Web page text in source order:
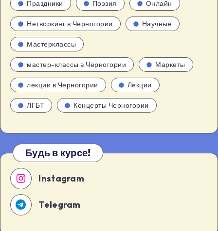
Праздники Поэзия Онлайн
Нетворкинг в Черногории Научные
Мастерклассы
мастер-классы в Черногории Маркеты
лекции в Черногории Лекции
ЛГБТ Концерты Черногории
Будь в курсе!
Instagram
Telegram